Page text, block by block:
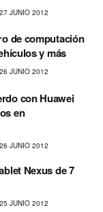
27 JUNIO 2012
de computación
y más
26 JUNIO 2012
con Huawei
en
26 JUNIO 2012
Nexus de 7
25 JUNIO 2012